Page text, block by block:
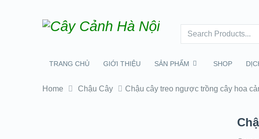
TRANG CHỦ GIỚI THIỆU SẢN PHẨM SHOP
Home Chậu Cây Chậu cây treo ngược trồng cây hoa